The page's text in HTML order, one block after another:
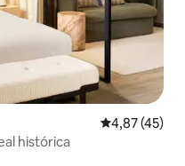
4,87 de uma
4,87 (45)
histórica